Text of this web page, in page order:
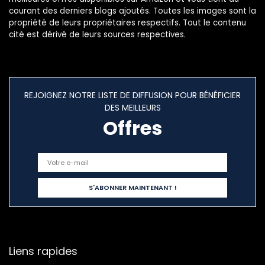
courant des derniers blogs ajoutés. Toutes les images sont la
propriété de leurs propriétaires respectifs. Tout le contenu
cité est dérivé de leurs sources respectives.
REJOIGNEZ NOTRE LISTE DE DIFFUSION POUR BÉNÉFICIER
DES MEILLEURS
Offres
Liens rapides